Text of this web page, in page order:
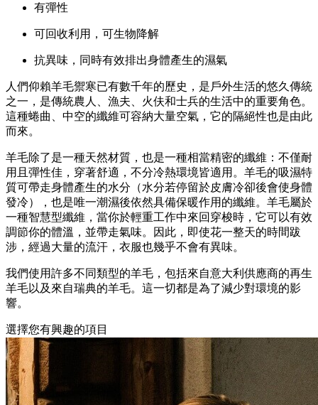
有彈性
可回收利用，可生物降解
抗異味，同時有效排出身體產生的濕氣
人們仰賴羊毛禦寒已有數千年的歷史，是戶外生活的悠久傳統
之一，是傳統農人、漁夫、火伕和士兵的生活中的重要角色。
這種蜷曲、中空的纖維可容納大量空氣，它的隔絕性也是由此
而來。
羊毛除了是一種天然材質，也是一種相當精密的纖維：不僅耐
用且彈性佳，穿著舒適，不分冷熱環境皆適用。羊毛的吸濕特
質可帶走身體產生的水分（水分若停留於皮膚冷卻後會使身體
發冷），也是唯一潮濕後依然具備保暖作用的纖維。羊毛屬於
一種智慧型纖維，當你於輕重工作中來回穿梭時，它可以有效
調節你的體溫，並帶走氣味。因此，即使花一整天的時間跋
涉，經過大量的流汗，衣服也幾乎不會有異味。
我們使用許多不同類型的羊毛，包括來自意大利供應商的再生
羊毛以及來自瑞典的羊毛。這一切都是為了減少對環境的影
響。
選擇您有興趣的項目